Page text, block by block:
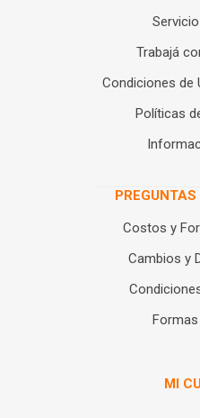
Trabajá
Condiciones de
Políticas
Costos y
Cambios y
MI